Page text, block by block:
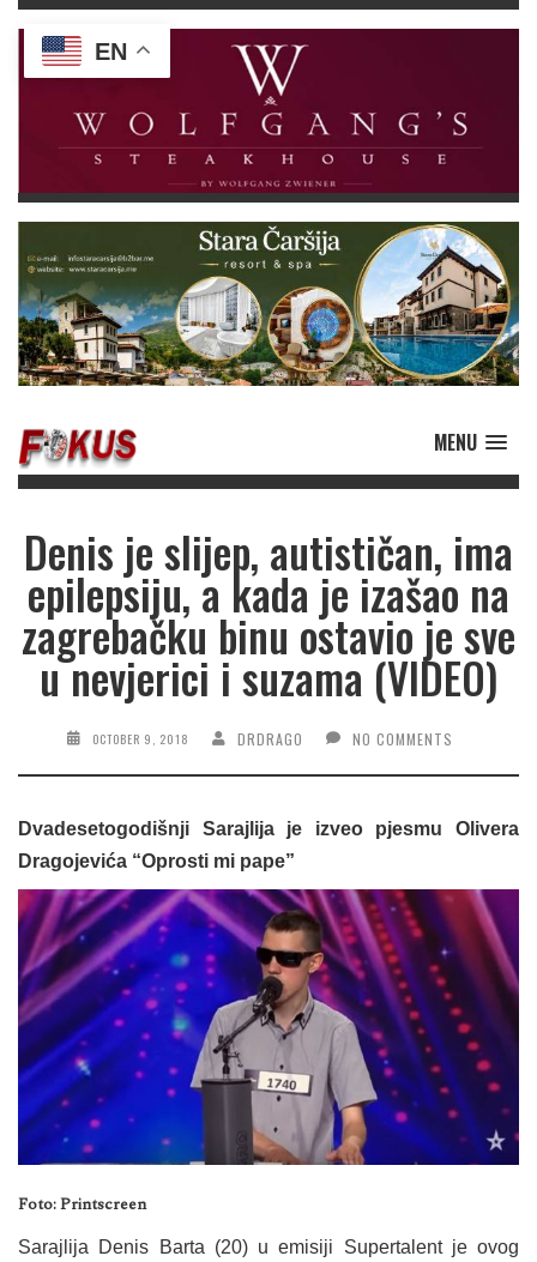
MENU
Denis je slijep, autističan, ima
epilepsiju, a kada je izašao na
zagrebačku binu ostavio je sve
u nevjerici i suzama (VIDEO)
OCTOBER 9, 2018 DRDRAGO NO COMMENTS
Dvadesetogodišnji Sarajlija je izveo pjesmu Olivera
Dragojevića “Oprosti mi pape”
Foto: Printscreen
Sarajlija Denis Barta (20) u emisiji Supertalent je ovog
EN